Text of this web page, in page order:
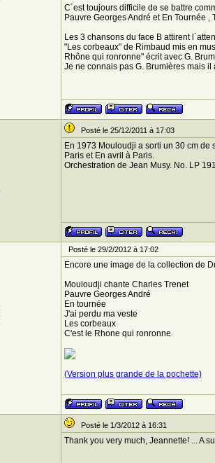
C´est toujours difficile de se battre
Pauvre Georges André et En Tournée
Les 3 chansons du face B attirent
"Les corbeaux" de Rimbaud mis en
Rhône qui ronronne" écrit avec G.
Je ne connais pas G. Brumières mais
Posté le 25/12/2011 à 17:03
En 1973 Mouloudji a sorti un 30 cm
Paris et En avril à Paris.
Orchestration de Jean Musy. No. LP
Posté le 29/2/2012 à 17:02
Encore une image de la collection de
Mouloudji chante Charles Trenet
Pauvre Georges André
En tournée
J'ai perdu ma veste
Les corbeaux
C'est le Rhone qui ronronne
(Version plus grande de la pochette)
Posté le 1/3/2012 à 16:31
Thank you very much, Jeannette! ... A